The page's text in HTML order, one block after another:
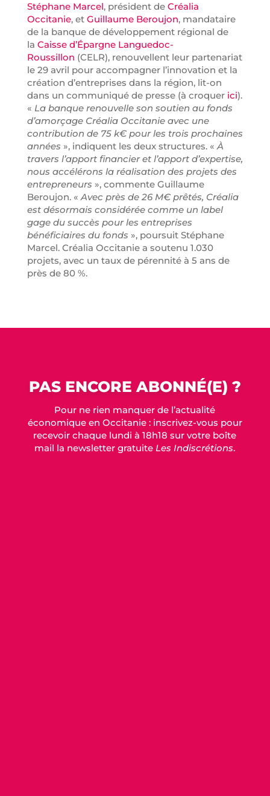
Stéphane Marcel, président de Créalia
Occitanie, et Guillaume Beroujon, mandataire
de la banque de développement régional de
la Caisse d’Épargne Languedoc-
Roussillon (CELR), renouvellent leur partenariat
le 29 avril pour accompagner l’innovation et la
création d’entreprises dans la région, lit-on
dans un communiqué de presse (à croquer ici).
« La banque renouvelle son soutien au fonds
d’amorçage Créalia Occitanie avec une
contribution de 75 k€ pour les trois prochaines
années », indiquent les deux structures. « À
travers l’apport financier et l’apport d’expertise,
nous accélérons la réalisation des projets des
entrepreneurs », commente Guillaume
Beroujon. «Avec près de 26 M€ prêtés, Créalia
est désormais considérée comme un label
gage du succès pour les entreprises
bénéficiaires du fonds », poursuit Stéphane
Marcel. Créalia Occitanie a soutenu 1.030
projets, avec un taux de pérennité à 5 ans de
près de 80 %.
PAS ENCORE ABONNÉ(E) ?
Pour ne rien manquer de l’actualité
économique en Occitanie : inscrivez-vous pour
recevoir chaque lundi à 18h18 sur votre boîte
mail la newsletter gratuiteLes Indiscrétions.